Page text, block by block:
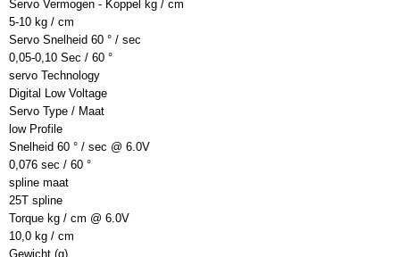
Servo Vermogen - Koppel kg / cm
5-10 kg / cm
Servo Snelheid 60 ° / sec
0,05-0,10 Sec / 60 °
servo Technology
Digital Low Voltage
Servo Type / Maat
low Profile
Snelheid 60 ° / sec @ 6.0V
0,076 sec / 60 °
spline maat
25T spline
Torque kg / cm @ 6.0V
10,0 kg / cm
Gewicht (g)